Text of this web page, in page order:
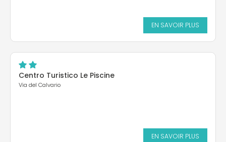
EN SAVOIR PLUS
Centro Turistico Le Piscine
Via del Calvario
EN SAVOIR PLUS